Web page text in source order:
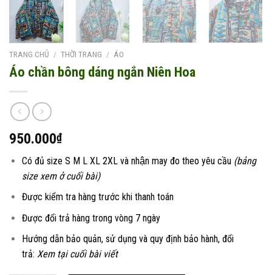
TRANG CHỦ / THỜI TRANG / ÁO
Áo chần bông dáng ngắn Niên Hoa
950.000₫
Có đủ size S M L XL 2XL và nhận may đo theo yêu cầu (bảng
size xem ở cuối bài)
Được kiểm tra hàng trước khi thanh toán
Được đổi trả hàng trong vòng 7 ngày
Hướng dẫn bảo quản, sử dụng và quy định bảo hành, đổi
trả: Xem tại cuối bài viết